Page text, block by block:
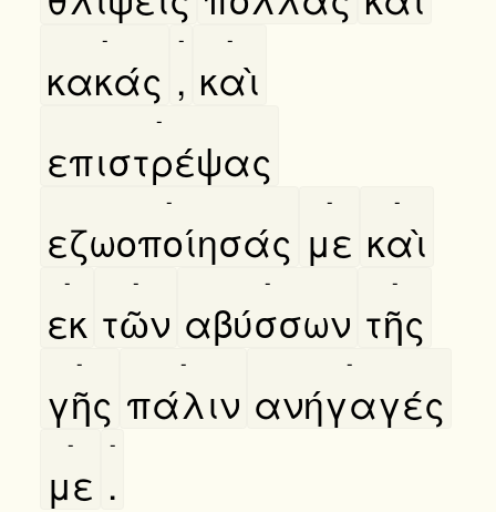
κακάς
-
,
-
καὶ
-
επιστρέψας
-
εζωοποίησάς
-
με
-
καὶ
-
εκ
-
τῶν
-
αβύσσων
-
τῆς
-
γῆς
-
πάλιν
-
ανήγαγές
-
με
-
.
-